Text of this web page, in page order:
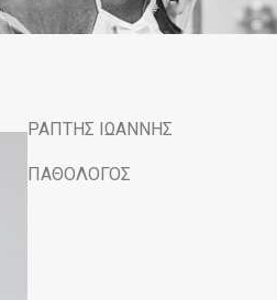
ΡΑΠΤΗΣ ΙΩΑΝΝΗΣ
ΠΑΘΟΛΟΓΟΣ